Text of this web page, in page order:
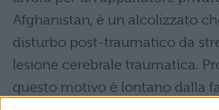
Afghanistan, è un alcolizzato
disturbo post-traumatico da
lesione cerebrale traumatica.
questo motivo è lontano dalla